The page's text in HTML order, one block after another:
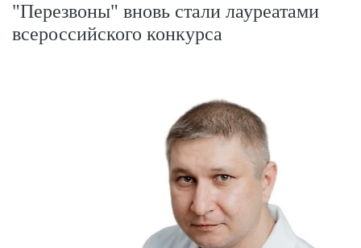
"Перезвоны" вновь стали лауреатами
всероссийского конкурса